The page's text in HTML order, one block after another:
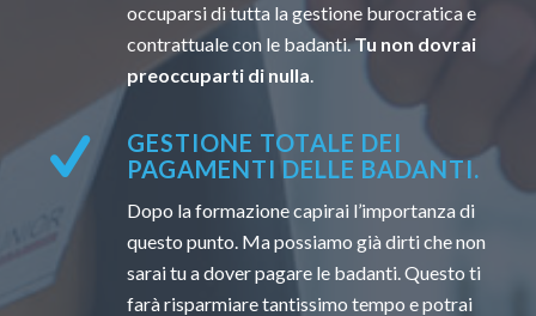
occuparsi di tutta la gestione burocratica e
contrattuale con le badanti.Tu non dovrai
preoccuparti di nulla.
GESTIONE TOTALE DEI
PAGAMENTI DELLE BADANTI.
Dopo la formazione capirai l’importanza di
questo punto. Ma possiamo già dirti che non
sarai tu a dover pagare le badanti. Questo ti
farà risparmiare tantissimo tempo e potrai